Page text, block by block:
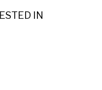
IN